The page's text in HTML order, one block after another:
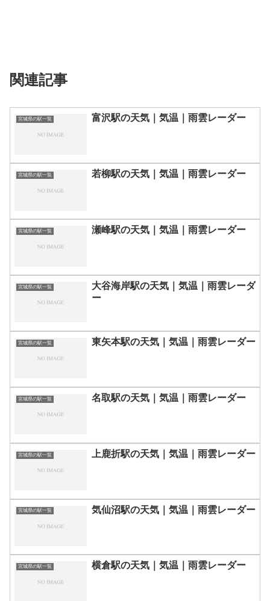
関連記事
宮城県の駅一覧 富沢駅の天気｜気温｜雨雲レーダー
宮城県の駅一覧 若柳駅の天気｜気温｜雨雲レーダー
宮城県の駅一覧 瀬峰駅の天気｜気温｜雨雲レーダー
宮城県の駅一覧
大谷海岸駅の天気｜気温｜雨雲レーダ
ー
宮城県の駅一覧 東矢本駅の天気｜気温｜雨雲レーダー
宮城県の駅一覧 名取駅の天気｜気温｜雨雲レーダー
宮城県の駅一覧 上鹿折駅の天気｜気温｜雨雲レーダー
宮城県の駅一覧 気仙沼駅の天気｜気温｜雨雲レーダー
宮城県の駅一覧 横倉駅の天気｜気温｜雨雲レーダー